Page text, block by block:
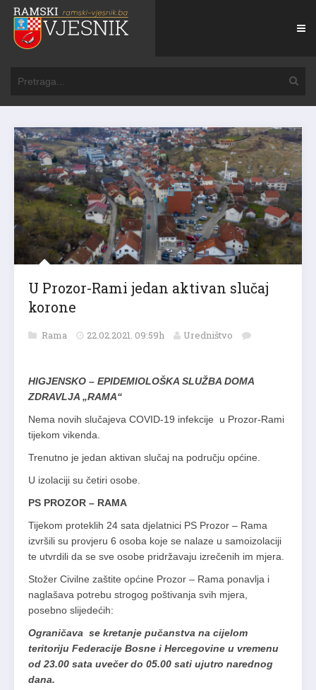
U Prozor-Rami jedan aktivan slučaj
korone
Rama 22.02.2021. 09:59h Uredništvo
HIGJENSKO – EPIDEMIOLOŠKA SLUŽBA DOMA
ZDRAVLJA „RAMA“
Nema novih slučajeva COVID-19 infekcije u Prozor-Rami
tijekom vikenda.
Trenutno je jedan aktivan slučaj na području općine.
U izolaciji su četiri osobe.
PS PROZOR – RAMA
Tijekom proteklih 24 sata djelatnici PS Prozor – Rama
izvršili su provjeru 6 osoba koje se nalaze u samoizolaciji
te utvrdili da se sve osobe pridržavaju izrečenih im mjera.
Stožer Civilne zaštite općine Prozor – Rama ponavlja i
naglašava potrebu strogog poštivanja svih mjera,
posebno slijedećih:
Ograničava se kretanje pučanstva na cijelom
teritoriju Federacije Bosne i Hercegovine u vremenu
od 23.00 sata uvečer do 05.00 sati ujutro narednog
dana.